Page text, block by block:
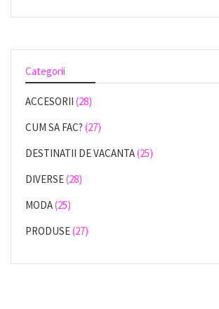
Categorii
ACCESORII (28)
CUM SA FAC? (27)
DESTINATII DE VACANTA(25)
DIVERSE(28)
MODA(25)
PRODUSE(27)